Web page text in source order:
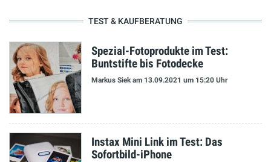
TEST & KAUFBERATUNG
Spezial-Fotoprodukte im Test:
Buntstifte bis Fotodecke
Markus Siek am 13.09.2021 um 15:20 Uhr
Instax Mini Link im Test: Das
Sofortbild-iPhone